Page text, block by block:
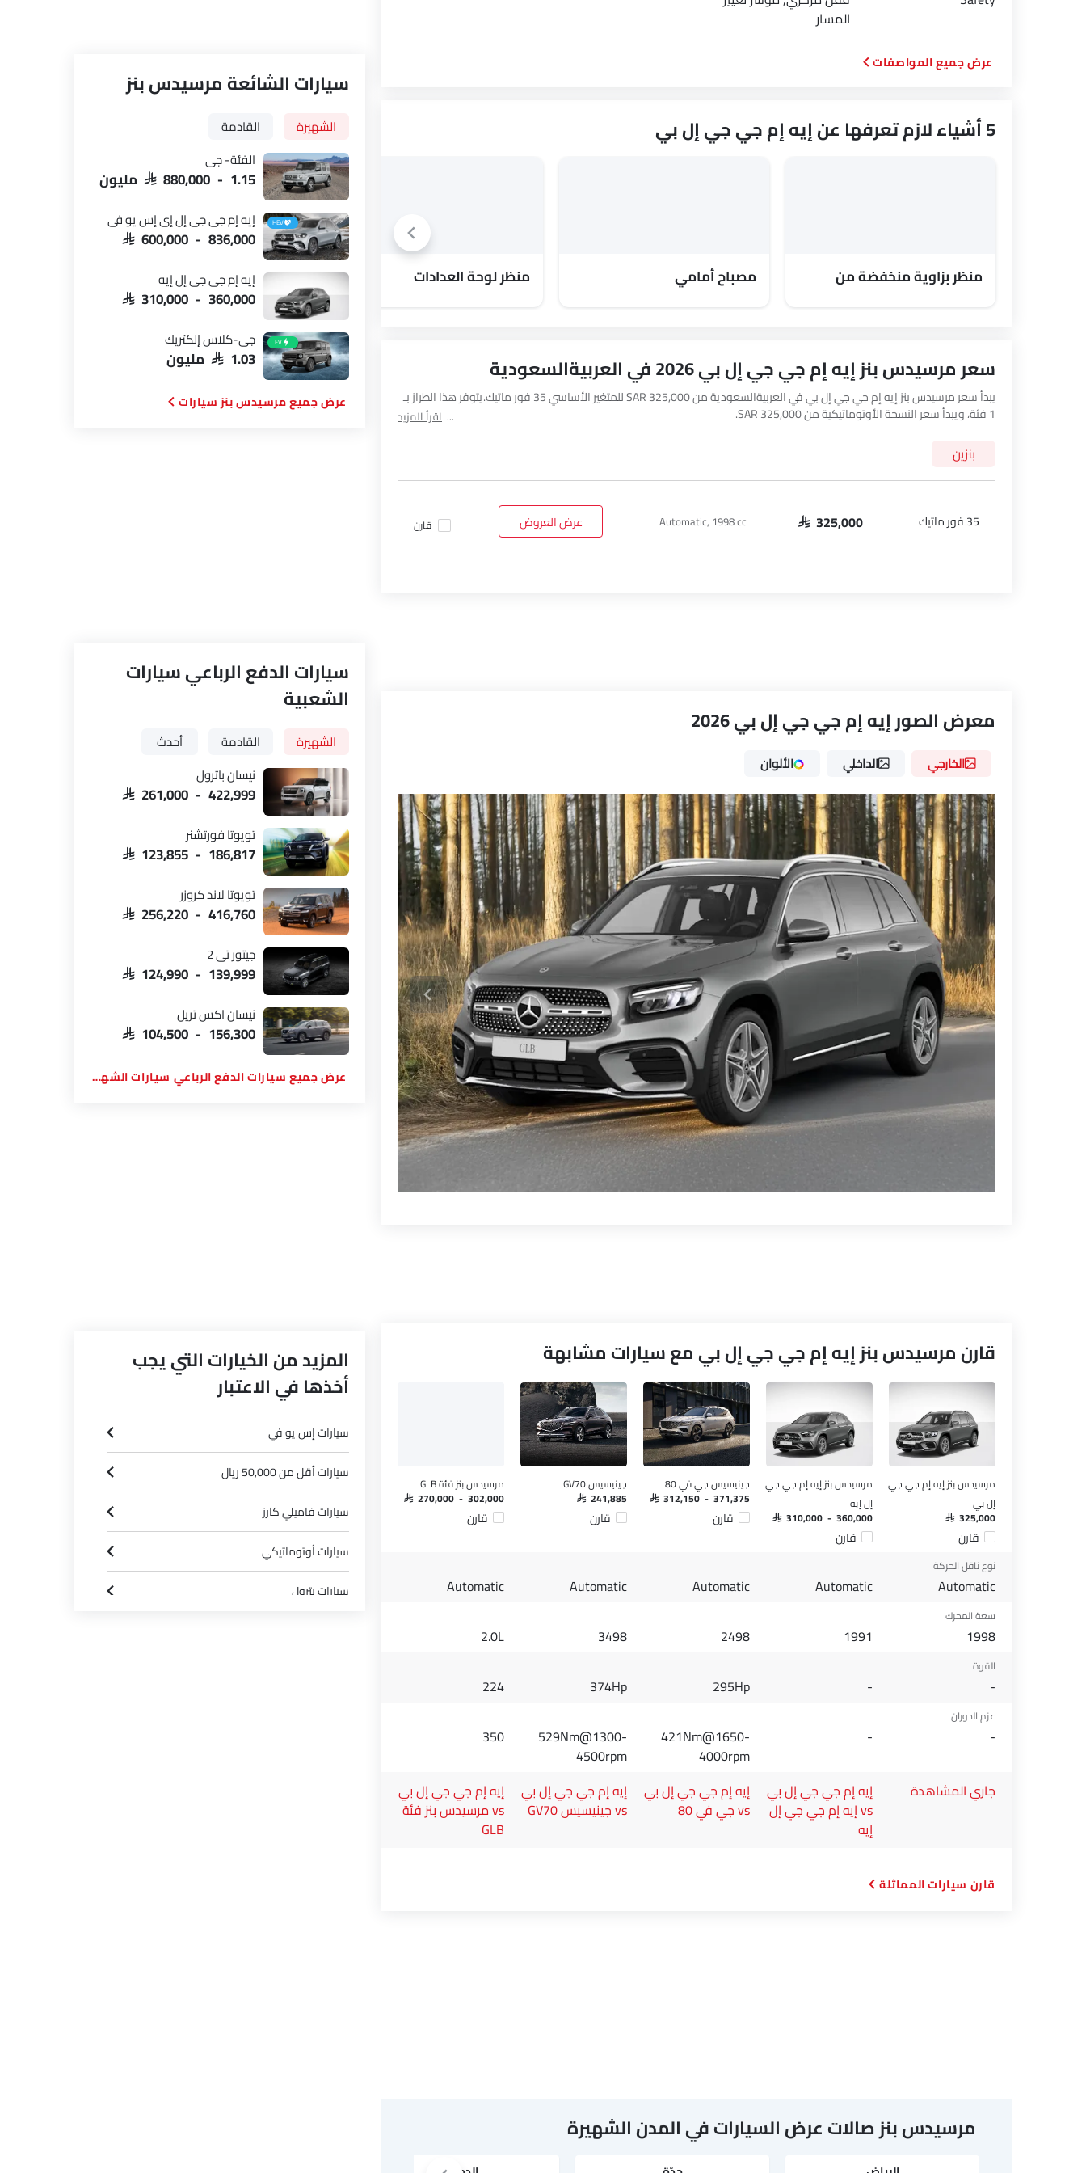
المسار
المواصفات
5 أشياء لازم تعرفها عن إيه إم جي جي إل بي
منظر بزاوية منخفضة من مصباح أمامي منظر لوحة العدادات المقاعد الأمامية
سعر مرسيدس بنز إيه إم جي جي إل بي 2026 في العربيةالسعودية
يبدأ سعر مرسيدس بنز إيه إم جي جي إل بي في العربيةالسعودية من SAR 325,000 للمتغير الأساسي 35 فور ماتيك.يتوفر هذا الطراز بـ
1 فئة، ويبدأ سعر النسخة الأوتوماتيكية من SAR 325,000.
اقرأ المزيد
بنزين
35 فور ماتيك SAR 325,000
Automatic, 1998 cc عرض العروض قارن
معرض الصور إيه إم جي جي إل بي 2026
الخارجي الداخلي الألوان
قارن مرسيدس بنز إيه إم جي جي إل بي مع سيارات مشابهة
مرسيدس بنز إيه إم جي جي
إل بي
SAR 325,000
قارن
مرسيدس بنز إيه إم جي جي
إل إيه
SAR 310,000 - 360,000
قارن
جينيسيس جي في 80
SAR 312,150 - 371,375
قارن
جينيسيس GV70
SAR 241,885
قارن
مرسيدس بنز فئة GLB
SAR 270,000 - 302,000
قارن
نوع ناقل الحركة
Automatic
Automatic
Automatic
Automatic
Automatic
سعة المحرك
1998
1991
2498
3498
2.0L
القوة
-
-
295Hp
374Hp
224
عزم الدوران
-
-
421Nm@1650-
4000rpm
529Nm@1300-
4500rpm
350
جاري المشاهدة
إيه إم جي جي إل بي
vs إيه إم جي جي إل
إيه
إيه إم جي جي إل بي
vs جي في 80
إيه إم جي جي إل بي
vs جينيسيس GV70
إيه إم جي جي إل بي
vs مرسيدس بنز فئة
GLB
قارن سيارات المماثلة
مرسيدس بنز صالات عرض السيارات في المدن الشهيرة
سيارات الشائعة مرسيدس بنز
الشهيرة
القادمة
الفئة- جي
SAR 880,000 - 1.15 مليون
HEV إيه إم جي جي إل إي إس يو في
SAR 600,000 - 836,000
إيه إم جي جي إل إيه
SAR 310,000 - 360,000
EV جي-كلاس إلكتريك
SAR 1.03 مليون
مرسيدس بنز سيارات
سيارات الدفع الرباعي سيارات
الشعبية
الشهيرة القادمة
أحدث
نيسان باترول
SAR 261,000 - 422,999
تويوتا فورتشنر
SAR 123,855 - 186,817
تويوتا لاند كروزر
SAR 256,220 - 416,760
جيتور تي 2
SAR 124,990 - 139,999
نيسان اكس تريل
SAR 104,500 - 156,300
سيارات الدفع الرباعي سيارات الشهيرة
المزيد من الخيارات التي يجب
أخذها في الاعتبار
سيارات إس يو في
سيارات أقل من 50,000 ريال
سيارات فاميلي كارز
سيارات أوتوماتيكي
سيارات بترول